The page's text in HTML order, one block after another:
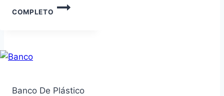
COMPLETO
ARMÁRIO
Banco De Plástico